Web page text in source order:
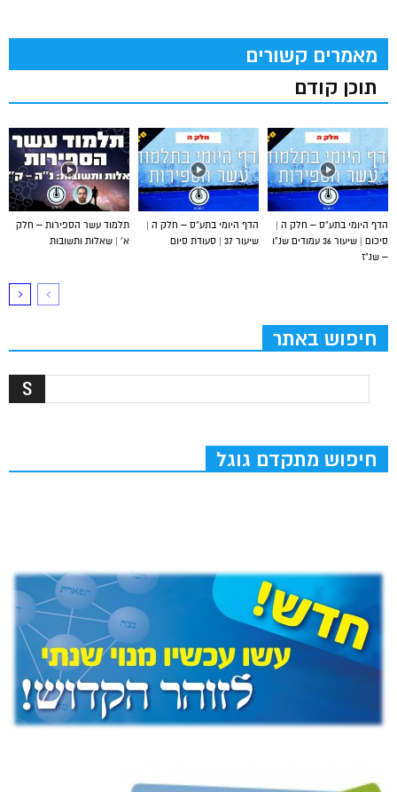
מאמרים קשורים
תוכן קודם
תלמוד עשר הספירות – חלק
א’ | שאלות ותשובות
הדף היומי בתע”ס – חלק ה |
שיעור 37 | סעודת סיום
הדף היומי בתע”ס – חלק ה |
סיכום | שיעור 36 עמודים שנ”ו
– שנ”ז
חיפוש באתר
חיפוש מתקדם גוגל